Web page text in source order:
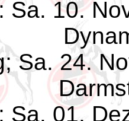
Sa. 10.
Sa. 24.
Sa. 01.